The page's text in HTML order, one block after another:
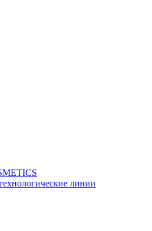
линии